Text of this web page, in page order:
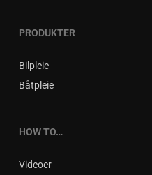
PRODUKTER
Bilpleie
Båtpleie
HOW TO…
Videoer